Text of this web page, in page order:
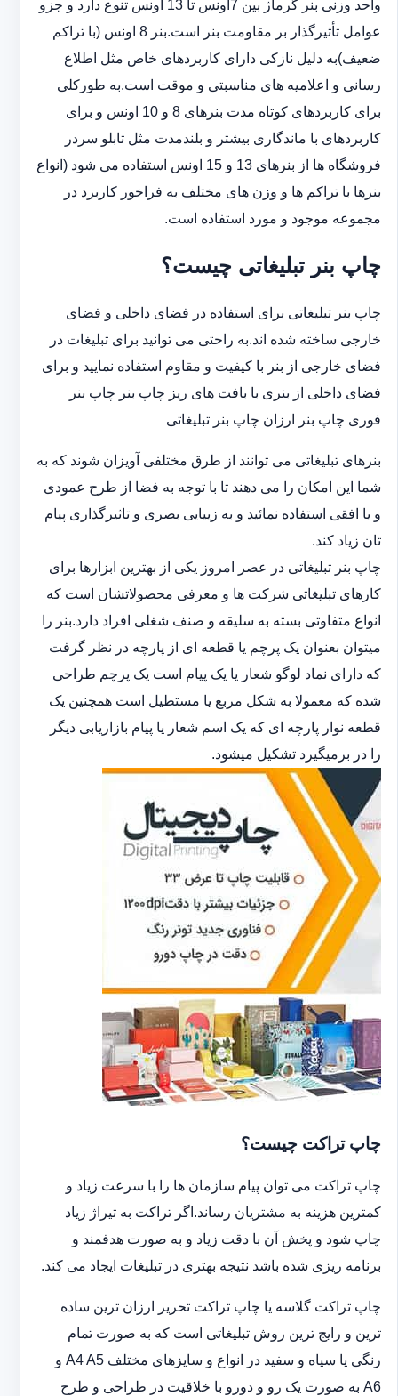
واحد وزنی بنر گرماژ بین ‏‎7‎‏اونس تا 13 اونس تنوع دارد و جزو
عوامل تأثیرگذار بر مقاومت بنر است.بنر 8 اونس (با ‏تراکم
ضعیف)به دلیل نازکی دارای کاربردهای خاص مثل اطلاع
رسانی و اعلامیه های مناسبتی و موقت است.به طورکلی
‏برای کاربردهای کوتاه مدت بنرهای 8 و 10 اونس و برای
کاربردهای با ماندگاری بیشتر و بلندمدت مثل تابلو سردر
‏فروشگاه ها از بنرهای 13 و 15 اونس استفاده می شود (انواع
بنرها با تراکم ها و وزن های مختلف به فراخور کاربرد در
‏مجموعه موجود و مورد استفاده است.
چاپ بنر تبلیغاتی چیست؟
چاپ بنر تبلیغاتی برای استفاده در فضای داخلی و فضای
خارجی ساخته شده اند.به راحتی می توانید برای تبلیغات در
فضای خارجی از بنر با کیفیت و مقاوم استفاده نمایید و برای
فضای داخلی از بنری با بافت های ریز چاپ بنر چاپ بنر
فوری چاپ بنر ارزان چاپ بنر تبلیغاتی
بنرهای تبلیغاتی می توانند از طرق مختلفی آویزان شوند که به
شما این امکان را می دهند تا با توجه به فضا از طرح عمودی
و یا افقی استفاده نمائید و به زییایی بصری و تاثیرگذاری پیام
تان زیاد کند.
چاپ بنر تبلیغاتی در عصر امروز یکی از بهترین ابزارها برای
کارهای تبلیغاتی شرکت ها و معرفی محصولاتشان است که
انواع متفاوتی بسته به سلیقه و صنف شغلی افراد دارد.بنر را
میتوان بعنوان یک پرچم یا قطعه ای از پارچه در نظر گرفت
که دارای نماد لوگو شعار یا یک پیام است یک پرچم طراحی
شده که معمولا به شکل مربع یا مستطیل است همچنین یک
قطعه نوار پارچه ای که یک اسم شعار یا پیام بازاریابی دیگر
را در برمیگیرد تشکیل میشود.
چاپ تراکت چیست؟
چاپ تراکت می توان پیام سازمان ها را با سرعت زیاد و
کمترین هزینه به مشتریان رساند.اگر تراکت به تیراژ زیاد
چاپ شود و پخش آن با دقت زیاد و به صورت هدفمند و
برنامه ریزی شده باشد نتیجه بهتری در تبلیغات ایجاد می کند.
چاپ تراکت گلاسه یا چاپ تراکت تحریر ارزان ترین ساده
ترین و رایج ترین روش تبلیغاتی است که به صورت تمام
رنگی یا سیاه و سفید در انواع و سایزهای مختلف A4 A5 و
A6 به صورت یک رو و دورو با خلاقیت در طراحی و طرح